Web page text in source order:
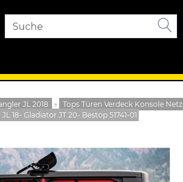
JL 2018 » Tops Türen Verdeck Konsole Netz
18- Gladiator JT 20- Bestop 51741-01